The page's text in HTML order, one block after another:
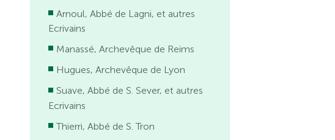
Arnoul, Abbé de Lagni, et autres
Ecrivains
Manassé, Archevêque de Reims
Hugues, Archevêque de Lyon
Suave, Abbé de S. Sever, et autres
Ecrivains
Thierri, Abbé de S. Tron